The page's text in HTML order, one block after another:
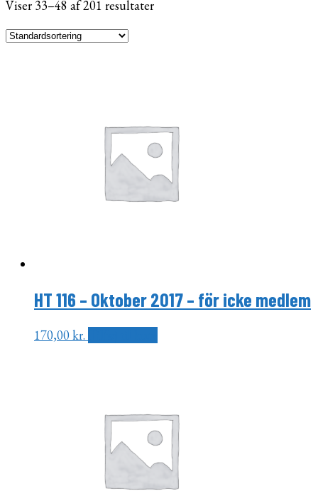
Viser 33–48 af 201 resultater
HT 116 – Oktober 2017 – för icke medlem
170,00kr.